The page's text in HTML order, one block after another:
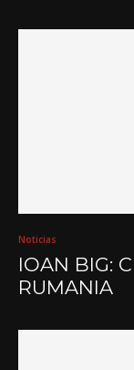
Noticias
IOAN BIG:
RUMANIA